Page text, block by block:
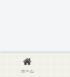
ホーム